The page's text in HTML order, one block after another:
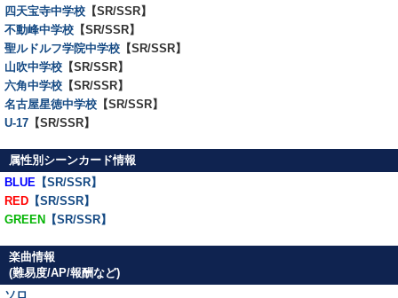
四天宝寺中学校 【SR/SSR】
不動峰中学校 【SR/SSR】
聖ルドルフ学院中学校 【SR/SSR】
山吹中学校 【SR/SSR】
六角中学校 【SR/SSR】
名古屋星徳中学校 【SR/SSR】
U-17 【SR/SSR】
属性別シーンカード情報
BLUE 【SR/SSR】
RED 【SR/SSR】
GREEN 【SR/SSR】
楽曲情報
(難易度/AP/報酬など)
ソロ